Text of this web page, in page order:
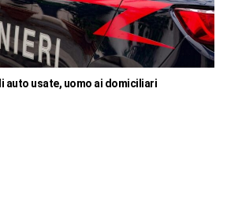
auto usate, uomo ai domiciliari